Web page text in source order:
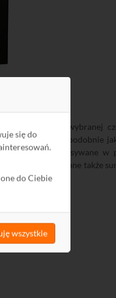
się do
do Ciebie
wszystkie
AV na wybranej
a jego numer (podobnie
są zapisywane w
Umożliwiają one także